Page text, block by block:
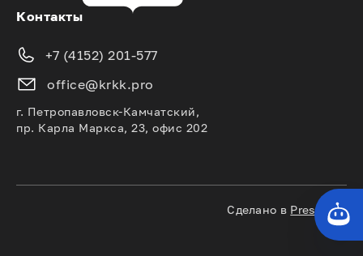
Контакты
+7 (4152) 201-577
office@krkk.pro
г. Петропавловск-Камчатский,
пр. Карла Маркса, 23, офис 202
Сделано в PressPass